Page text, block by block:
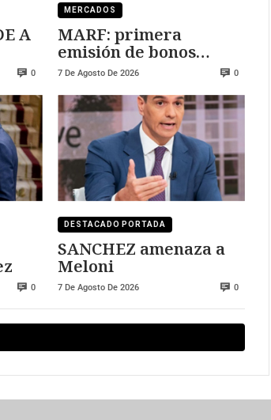
A
0
MERCADOS
MARF: primera
emisión de bonos
convertibles
7 De Agosto De 2026 0
0
DESTACADO PORTADA
SANCHEZ amenaza a
Meloni
7 De Agosto De 2026 0